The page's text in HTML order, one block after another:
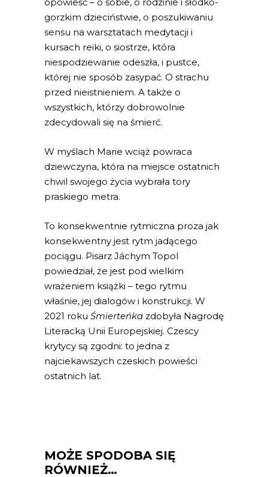
gorzkim dzieciństwie, o poszukiwaniu
sensu na warsztatach medytacji i
kursach reiki, o siostrze, która
niespodziewanie odeszła, i pustce,
której nie sposób zasypać. O strachu
przed nieistnieniem. A także o
wszystkich, którzy dobrowolnie
zdecydowali się na śmierć.
W myślach Marie wciąż powraca
dziewczyna, która na miejsce ostatnich
chwil swojego życia wybrała tory
praskiego metra.
To konsekwentnie rytmiczna proza jak
konsekwentny jest rytm jadącego
pociągu. Pisarz Jáchym Topol
powiedział, że jest pod wielkim
wrażeniem książki – tego rytmu
właśnie, jej dialogów i konstrukcji. W
2021 roku Śmierteńka zdobyła Nagrodę
Literacką Unii Europejskiej. Czescy
krytycy są zgodni: to jedna z
najciekawszych czeskich powieści
ostatnich lat.
MOŻE SPODOBA SIĘ
RÓWNIEŻ…